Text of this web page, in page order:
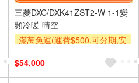
三菱DXC/DXK41ZST2-W 1-1變
頻冷暖-晴空
滿萬免運(運費$500,可分期,安
及使用6期以上分期0利率,需付
基本安裝運費)
$54,000